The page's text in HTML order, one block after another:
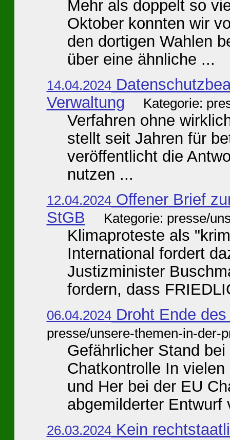
Mehr als doppelt so
Oktober konnten wir
den dortigen Wahlen
über eine ähnliche ...
14.04.2024
Verwaltung
Kategorie:
Verfahren ohne
stellt seit Jahren für
veröffentlicht die
nutzen ...
12.04.2024Offener Brief
StGB
Kategorie: presse/
Klimaproteste als
International fordert
Justizminister
fordern, dass
06.04.2024Droht Ende des
presse/unsere-themen-in-der-
Gefährlicher Stand
Chatkontrolle In
und Her bei der EU
abgemilderter Entwurf
26.03.2024Kein